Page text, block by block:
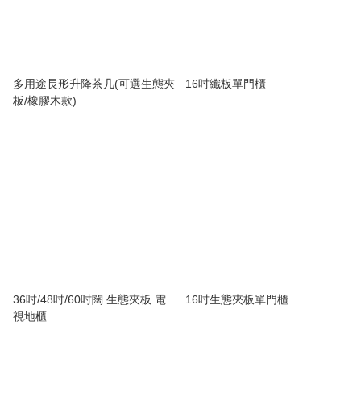
多用途長形升降茶几(可選生態夾
板/橡膠木款)
16吋纖板單門櫃
36吋/48吋/60吋闊 生態夾板 電
視地櫃
16吋生態夾板單門櫃